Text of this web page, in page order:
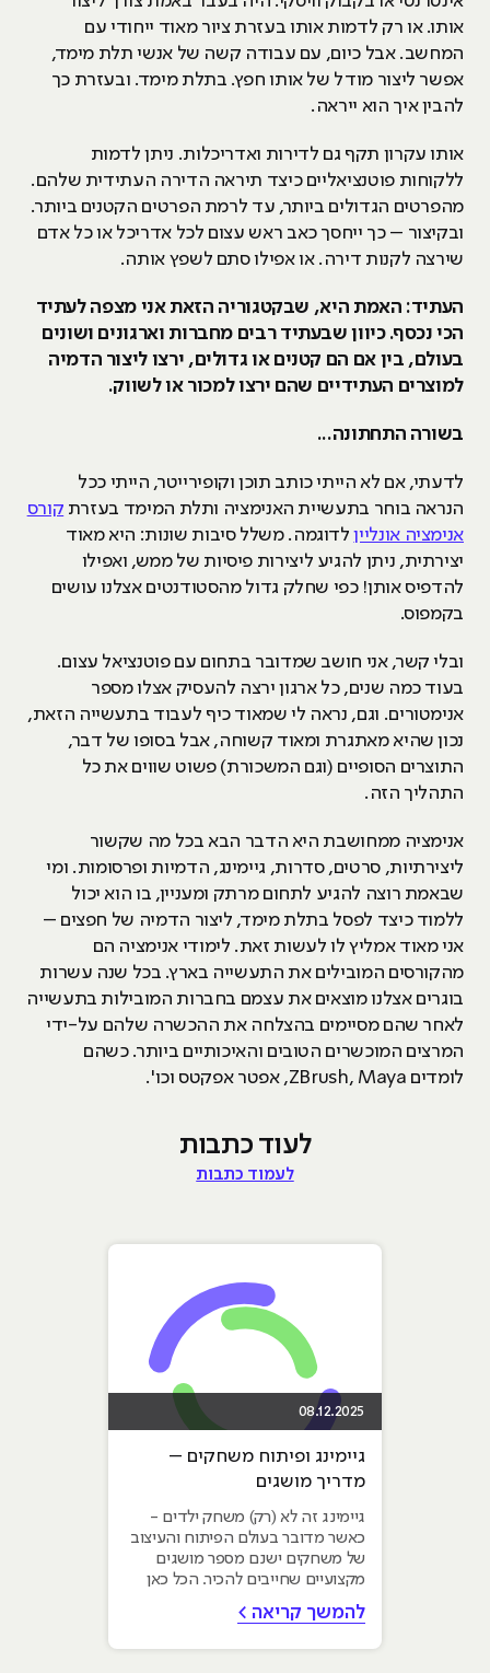
אותו. או רק לדמות אותו בעזרת ציור מאוד ייחודי עם
המחשב. אבל כיום, עם עבודה קשה של אנשי תלת מימד,
אפשר ליצור מודל של אותו חפץ. בתלת מימד. ובעזרת כך
להבין איך הוא ייראה.
אותו עקרון תקף גם לדירות ואדריכלות. ניתן לדמות
ללקוחות פוטנציאליים כיצד תיראה הדירה העתידית שלהם.
מהפרטים הגדולים ביותר, עד לרמת הפרטים הקטנים ביותר.
ובקיצור – כך ייחסך כאב ראש עצום לכל אדריכל או כל אדם
שירצה לקנות דירה. או אפילו סתם לשפץ אותה.
העתיד: האמת היא, שבקטגוריה הזאת אני מצפה לעתיד
הכי נכסף. כיוון שבעתיד רבים מחברות וארגונים ושונים
בעולם, בין אם הם קטנים או גדולים, ירצו ליצור הדמיה
למוצרים העתידיים שהם ירצו למכור או לשווק.
בשורה התחתונה...
לדעתי, אם לא הייתי כותב תוכן וקופירייטר, הייתי ככל
הנראה בוחר בתעשיית האנימציה ותלת המימד בעזרת קורס
אנימציה אונלייןלדוגמה. משלל סיבות שונות: היא מאוד
יצירתית, ניתן להגיע ליצירות פיסיות של ממש, ואפילו
להדפיס אותן! כפי שחלק גדול מהסטודנטים אצלנו עושים
בקמפוס.
ובלי קשר, אני חושב שמדובר בתחום עם פוטנציאל עצום.
בעוד כמה שנים, כל ארגון ירצה להעסיק אצלו מספר
אנימטורים. וגם, נראה לי שמאוד כיף לעבוד בתעשייה הזאת,
נכון שהיא מאתגרת ומאוד קשוחה, אבל בסופו של דבר,
התוצרים הסופיים (וגם המשכורת) פשוט שווים את כל
התהליך הזה.
אנימציה ממחושבת היא הדבר הבא בכל מה שקשור
ליצירתיות, סרטים, סדרות, גיימינג, הדמיות ופרסומות. ומי
שבאמת רוצה להגיע לתחום מרתק ומעניין, בו הוא יכול
ללמוד כיצד לפסל בתלת מימד, ליצור הדמיה של חפצים –
אני מאוד אמליץ לו לעשות זאת. לימודי אנימציה הם
מהקורסים המובילים את התעשייה בארץ. בכל שנה עשרות
בוגרים אצלנו מוצאים את עצמם בחברות המובילות בתעשייה
לאחר שהם מסיימים בהצלחה את ההכשרה שלהם על-ידי
המרצים המוכשרים הטובים והאיכותיים ביותר. כשהם
לומדים ZBrush, Maya, אפטר אפקטס וכו'.
לעוד כתבות
לעמוד כתבות
08.12.2025
גיימינג ופיתוח משחקים –
מדריך מושגים
גיימינג זה לא (רק) משחק ילדים -
כאשר מדובר בעולם הפיתוח והעיצוב
של משחקים ישנם מספר מושגים
מקצועיים שחייבים להכיר. הכל כאן
להמשך קריאה >